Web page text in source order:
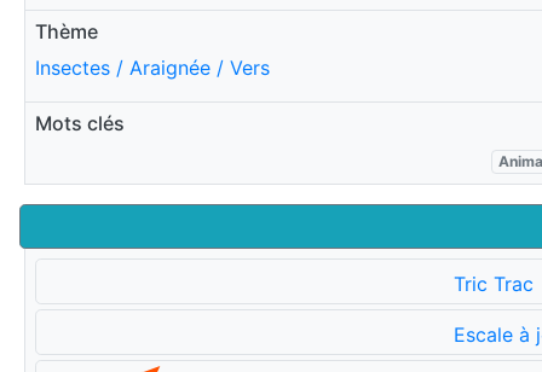
Thème
Insectes / Araignée / Vers
Mots clés
Tric Trac
Escale à